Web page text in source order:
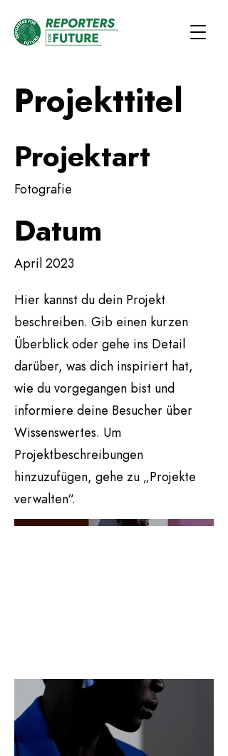
Projekttitel
Projektart
Fotografie
Datum
April 2023
Hier kannst du dein Projekt
beschreiben. Gib einen kurzen
Überblick oder gehe ins Detail
darüber, was dich inspiriert hat,
wie du vorgegangen bist und
informiere deine Besucher über
Wissenswertes. Um
Projektbeschreibungen
hinzuzufügen, gehe zu „Projekte
verwalten“.